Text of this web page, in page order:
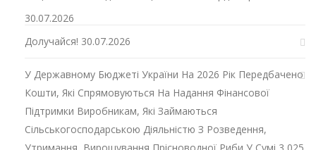
30.07.2026
Долучайся! 30.07.2026
У Державному Бюджеті України На 2026 Рік Передбачено
Кошти, Які Спрямовуються На Надання Фінансової
Підтримки Виробникам, Які Займаються
Сільськогосподарською Діяльністю З Розведення,